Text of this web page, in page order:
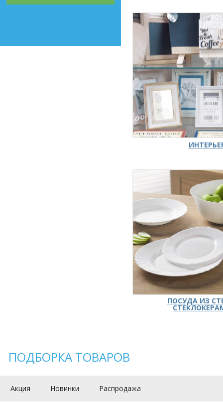
ПОСУДА ИЗ
ПОДБОРКА ТОВАРОВ
Акция Новинки Распродажа